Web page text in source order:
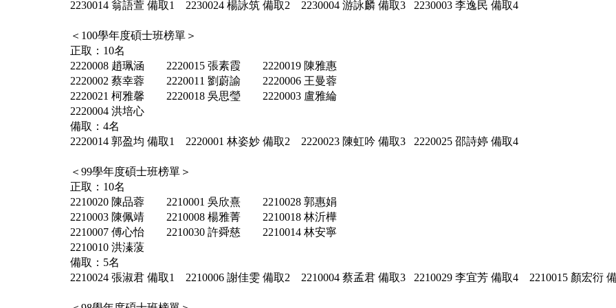
2230014 翁語萱 備取1 2230024 楊詠筑 備取2 2230004 游詠麟 備取3 2230003 李逸民 備取4
＜100學年度碩士班榜單＞
正取：10名
2220008 趙珮涵 2220015 張素霞 2220019 陳雅惠
2220002 蔡幸蓉 2220011 劉蔚諭 2220006 王曼蓉
2220021 柯雅馨 2220018 吳思瑩 2220003 盧雅綸
2220004 洪培心
備取：4名
2220014 郭盈均 備取1 2220001 林姿妙 備取2 2220023 陳虹吟 備取3 2220025 邵詩婷 備取4
＜99學年度碩士班榜單＞
正取：10名
2210020 陳品蓉 2210001 吳欣熹 2210028 郭惠娟
2210003 陳佩靖 2210008 楊雅菁 2210018 林沂樺
2210007 傅心怡 2210030 許舜慈 2210014 林安寧
2210010 洪溱蔆
備取：5名
2210024 張淑君 備取1 2210006 謝佳雯 備取2 2210004 蔡孟君 備取3 2210029 李宜芳 備取4 2210015 顏宏衍